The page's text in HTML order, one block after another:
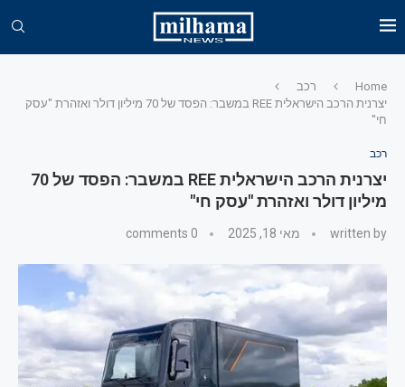
Home
רכב
יצרנית הרכב הישראלית REE במשבר: הפסד של 70 מיליון דולר ואזהרת "עסק
חי"
רכב
יצרנית הרכב הישראלית REE במשבר: הפסד של 70
מיליון דולר ואזהרת "עסק חי"
written by מאי 18, 2025 0 comments